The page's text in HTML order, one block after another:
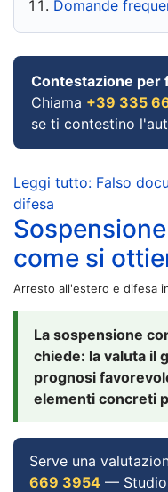
Domande
Contestazione per
Chiama +39 335
se ti contestino
Leggi tutto: Falso
difesa
come si
Arresto all'estero e difesa
La sospensione
chiede: la valuta il
prognosi
elementi concreti
Serve una
669 3954 — Studio